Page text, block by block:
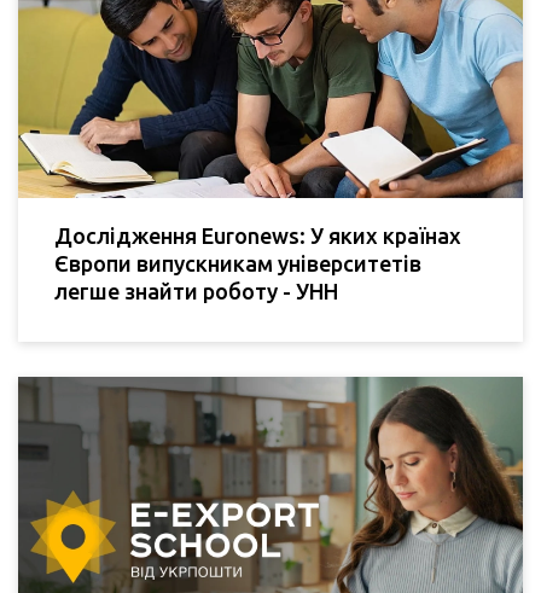
Дослідження Еuronews: У яких країнах
Європи випускникам університетів
легше знайти роботу - УНН